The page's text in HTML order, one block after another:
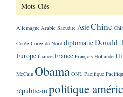
Mots-Clés
Allemagne Arabie Saoudite AsieChine
Corée Corée du Nord diplomatieDonald
Europe finance France François Hollande
McCain Obama ONU Pacifique
républicainpolitique